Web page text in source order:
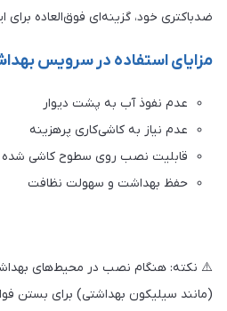
ضدباکتری خود، گزینه‌ای فوق‌العاده
مزایای استفاده در سرویس
عدم نفوذ آب به پشت دیوار
عدم نیاز به کاشی‌کاری پرهزینه
قابلیت نصب روی سطوح کاشی شده
حفظ بهداشت و سهولت نظافت
⚠️ نکته: هنگام نصب در محیط‌های
(مانند سیلیکون بهداشتی) برای بستن